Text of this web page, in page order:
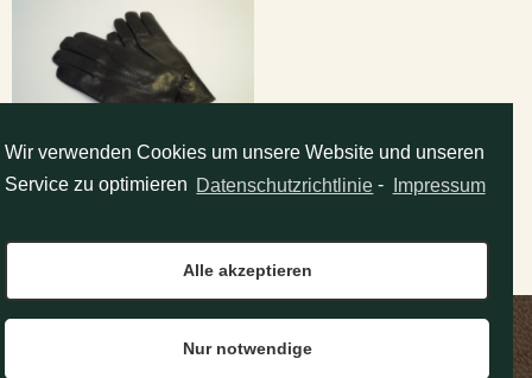
HANDSCHUHE HERREN
LEDER – MANUAL
PFLÜGER
Wir verwenden Cookies um unsere Website und unseren
Service zu optimieren Datenschutzrichtlinie - Impressum
Alle akzeptieren
Nur notwendige